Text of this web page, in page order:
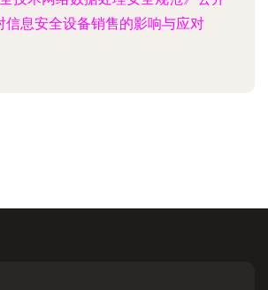
信息安全设备销售的影响与应对